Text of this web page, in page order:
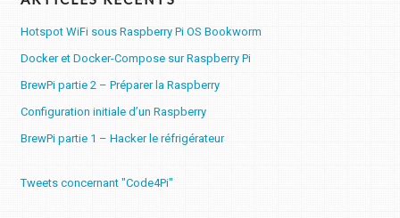
Hotspot WiFi sous Raspberry Pi OS Bookworm
Docker et Docker-Compose sur Raspberry Pi
BrewPi partie 2 – Préparer la Raspberry
Configuration initiale d’un Raspberry
BrewPi partie 1 – Hacker le réfrigérateur
Tweets concernant "Code4Pi"